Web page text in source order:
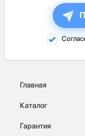
Главная
Каталог
Гарантия